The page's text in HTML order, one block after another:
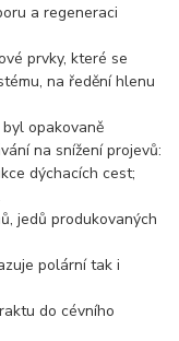
a regeneraci
prvky, které se
na ředění hlenu
opakovaně
na snížení projevů:
dýchacích cest;
jedů produkovaných
polární tak i
do cévního